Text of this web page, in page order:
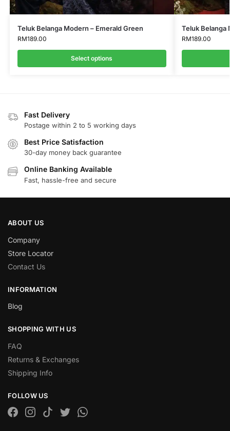
Teluk Belanga Modern – Emerald Green
RM189.00
Select options
Teluk Belanga
RM189.00
Fast Delivery
Postage within 2 to 5 working days
Best Price Satisfaction
30-day money back guarantee
Online Banking Available
Fast, hassle-free and secure
ABOUT US
Company
Store Locator
Contact Us
INFORMATION
Blog
SHOPPING WITH US
FAQ
Returns & Exchanges
Shipping Info
FOLLOW US